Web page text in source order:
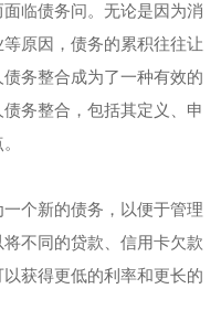
临债务问。无论是因为消
原因，债务的累积往往让
务整合成为了一种有效的
务整合，包括其定义、申
个新的债务，以便于管理
不同的贷款、信用卡欠款
获得更低的利率和更长的